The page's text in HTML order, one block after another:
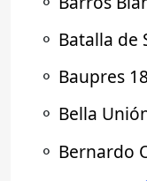
⚬ Batalla de
⚬ Baupres
⚬ Bella
⚬ Bernardo